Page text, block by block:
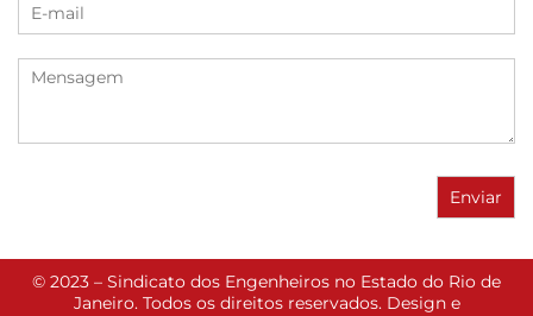
© 2023 – Sindicato dos Engenheiros no Estado do Rio de
Janeiro. Todos os direitos reservados. Design e